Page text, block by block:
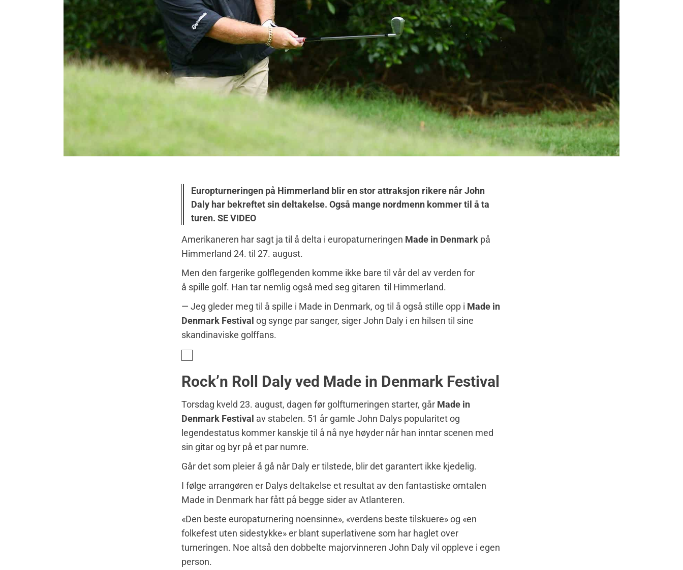
Europturneringen på Himmerland blir en stor attraksjon rikere når John
Daly har bekreftet sin deltakelse. Også mange nordmenn kommer til å ta
turen. SE VIDEO
Amerikaneren har sagt ja til å delta i europaturneringen Made in Denmark på
Himmerland 24. til 27. august.
Men den fargerike golflegenden komme ikke bare til vår del av verden for
å spille golf. Han tar nemlig også med seg gitaren til Himmerland.
— Jeg gleder meg til å spille i Made in Denmark, og til å også stille opp i Made in
Denmark Festival og synge par sanger, siger John Daly i en hilsen til sine
skandinaviske golffans.
Rock’n Roll Daly ved Made in Denmark Festival
Torsdag kveld 23. august, dagen før golfturneringen starter, går Made in
Denmark Festival av stabelen. 51 år gamle John Dalys popularitet og
legendestatus kommer kanskje til å nå nye høyder når han inntar scenen med
sin gitar og byr på et par numre.
Går det som pleier å gå når Daly er tilstede, blir det garantert ikke kjedelig.
I følge arrangøren er Dalys deltakelse et resultat av den fantastiske omtalen
Made in Denmark har fått på begge sider av Atlanteren.
«Den beste europaturnering noensinne», «verdens beste tilskuere» og «en
folkefest uten sidestykke» er blant superlativene som har haglet over
turneringen. Noe altså den dobbelte majorvinneren John Daly vil oppleve i egen
person.